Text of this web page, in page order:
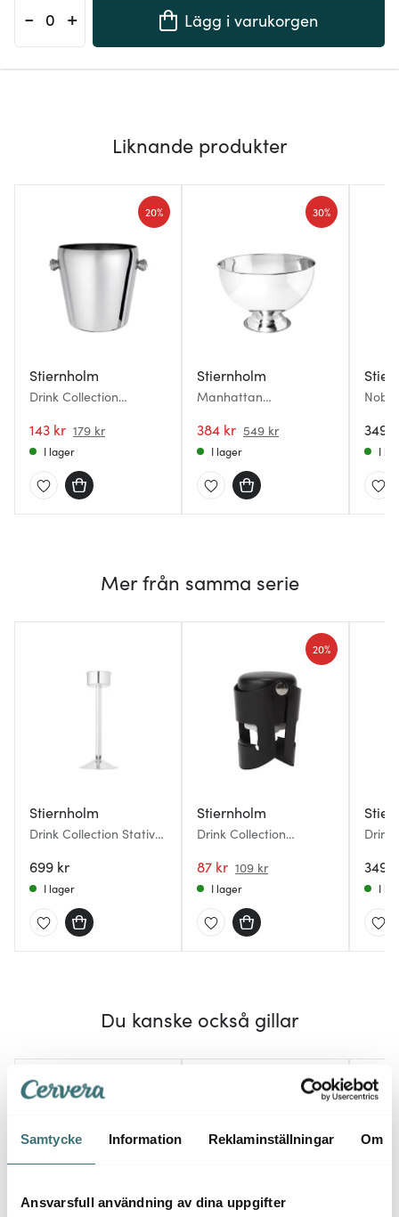
Samtycke Information Reklaminställningar Om
Ansvarsfull användning av dina uppgifter
- + Lägg i varukorgen
Liknande produkter
Stiernholm
Drink Collection
borstad
143 kr 179 kr
20%
I lager
Stiernholm
Manhattan
Silver
384 kr 549 kr
30%
I lager
Nobel
349
I
Mer från samma serie
Stiernholm
Drink Collection Stativ
699 kr
I lager
Stiernholm
Drink Collection
87 kr 109 kr
20%
I lager
Drink
349
I
Du kanske också gillar